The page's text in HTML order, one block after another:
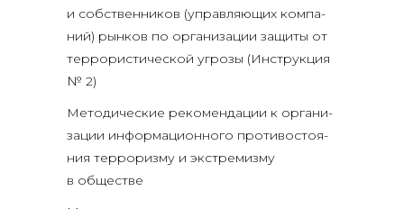
и соб­ствен­ни­ков (управ­ля­ю­щих ком­па­
ний) рын­ков по орга­ни­за­ции защи­ты от
тер­ро­ри­сти­че­ской угро­зы (Инструк­ция
№ 2)
Мето­ди­че­ские реко­мен­да­ции к орга­ни­
за­ции инфор­ма­ци­он­но­го про­ти­во­сто­я­
ния тер­ро­риз­му и экс­тре­миз­му
в обществе